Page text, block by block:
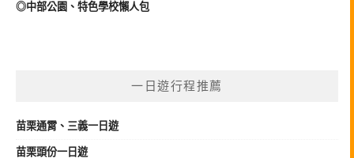
◎中部公園、特色學校懶人包
一日遊行程推薦
苗栗通霄、三義一日遊
苗栗頭份一日遊